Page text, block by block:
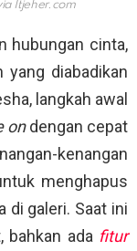
Itjeher.com
hubungan cinta,
yang diabadikan
langkah awal
ondengan cepat
kenangan
menghapus
di galeri. Saat ini
bahkan ada fitur